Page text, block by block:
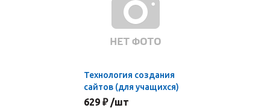
Технология создания
сайтов (для учащихся)
629 ₽ /шт